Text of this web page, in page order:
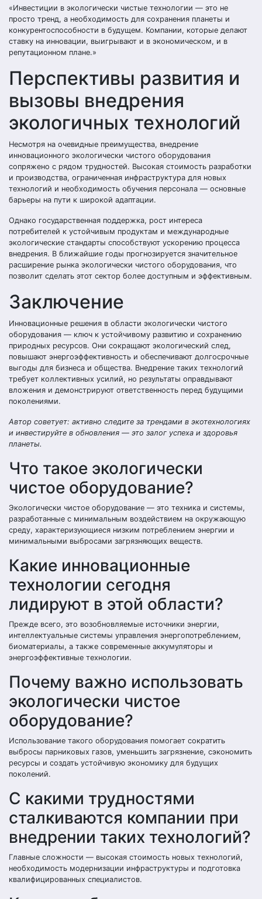
«Инвестиции в экологически чистые технологии — это не
просто тренд, а необходимость для сохранения планеты и
конкурентоспособности в будущем. Компании, которые делают
ставку на инновации, выигрывают и в экономическом, и в
репутационном плане.»
Перспективы развития и
вызовы внедрения
экологичных технологий
Несмотря на очевидные преимущества, внедрение
инновационного экологически чистого оборудования
сопряжено с рядом трудностей. Высокая стоимость разработки
и производства, ограниченная инфраструктура для новых
технологий и необходимость обучения персонала — основные
барьеры на пути к широкой адаптации.
Однако государственная поддержка, рост интереса
потребителей к устойчивым продуктам и международные
экологические стандарты способствуют ускорению процесса
внедрения. В ближайшие годы прогнозируется значительное
расширение рынка экологически чистого оборудования, что
позволит сделать этот сектор более доступным и эффективным.
Заключение
Инновационные решения в области экологически чистого
оборудования — ключ к устойчивому развитию и сохранению
природных ресурсов. Они сокращают экологический след,
повышают энергоэффективность и обеспечивают долгосрочные
выгоды для бизнеса и общества. Внедрение таких технологий
требует коллективных усилий, но результаты оправдывают
вложения и демонстрируют ответственность перед будущими
поколениями.
Автор советует: активно следите за трендами в экотехнологиях
и инвестируйте в обновления — это залог успеха и здоровья
планеты.
Что такое экологически
чистое оборудование?
Экологически чистое оборудование — это техника и системы,
разработанные с минимальным воздействием на окружающую
среду, характеризующиеся низким потреблением энергии и
минимальными выбросами загрязняющих веществ.
Какие инновационные
технологии сегодня
лидируют в этой области?
Прежде всего, это возобновляемые источники энергии,
интеллектуальные системы управления энергопотреблением,
биоматериалы, а также современные аккумуляторы и
энергоэффективные технологии.
Почему важно использовать
экологически чистое
оборудование?
Использование такого оборудования помогает сократить
выбросы парниковых газов, уменьшить загрязнение, сэкономить
ресурсы и создать устойчивую экономику для будущих
поколений.
С какими трудностями
сталкиваются компании при
внедрении таких технологий?
Главные сложности — высокая стоимость новых технологий,
необходимость модернизации инфраструктуры и подготовка
квалифицированных специалистов.